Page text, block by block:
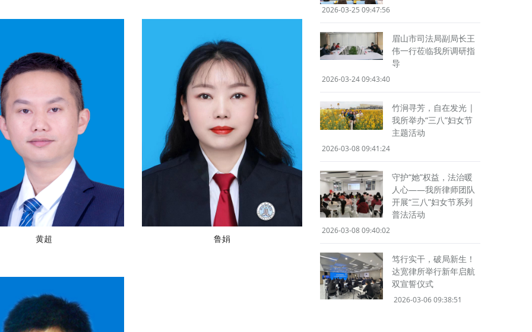
黄超 鲁娟
2026-03-25 09:47:56
眉山市司法局副局长王
伟一行莅临我所调研指
导
2026-03-24 09:43:40
竹涧寻芳，自在发光 |
我所举办“三八”妇女节
主题活动
2026-03-08 09:41:24
守护“她”权益，法治暖
人心——我所律师团队
开展“三八”妇女节系列
普法活动
2026-03-08 09:40:02
笃行实干，破局新生！
达宽律所举行新年启航
双宣誓仪式
2026-03-06 09:38:51